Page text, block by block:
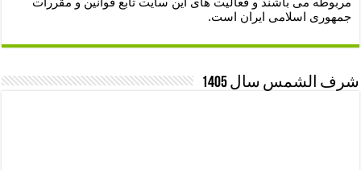
جمهوری اسلامی ایران است.
شرف الشمس سال 1405